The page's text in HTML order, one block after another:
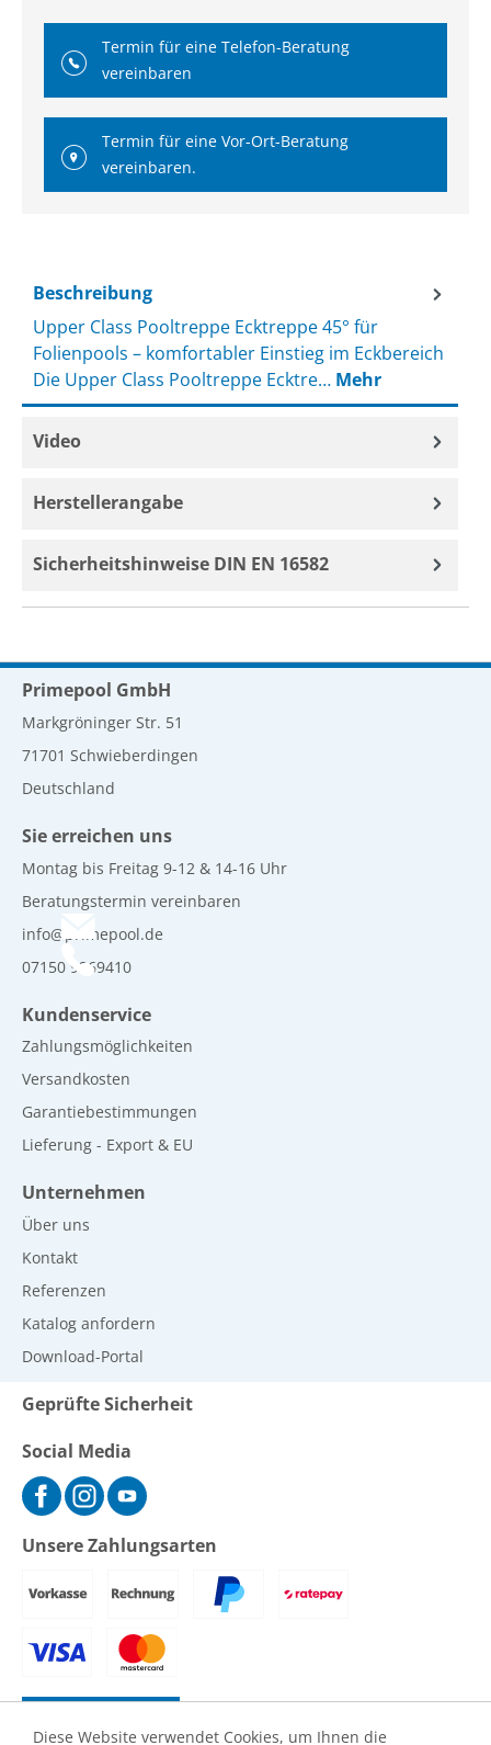
Termin für eine Telefon-Beratung
vereinbaren
Termin für eine Vor-Ort-Beratung
vereinbaren.
Beschreibung
Upper Class Pooltreppe Ecktreppe 45° für
Folienpools – komfortabler Einstieg im Eckbereich
Die Upper Class Pooltreppe Ecktre… Mehr
Video
Herstellerangabe
Sicherheitshinweise DIN EN 16582
Primepool GmbH
Markgröninger Str. 51
71701 Schwieberdingen
Deutschland
Sie erreichen uns
Montag bis Freitag 9-12 & 14-16 Uhr
Beratungstermin vereinbaren
info@primepool.de
07150 9269410
Kundenservice
Zahlungsmöglichkeiten
Versandkosten
Garantiebestimmungen
Lieferung - Export & EU
Unternehmen
Über uns
Kontakt
Referenzen
Katalog anfordern
Download-Portal
Geprüfte Sicherheit
Social Media
Unsere Zahlungsarten
Diese Website verwendet Cookies, um Ihnen die